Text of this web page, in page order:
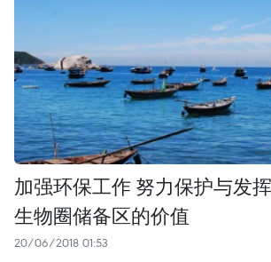
加强环保工作 努力保护与发
生物圈储备区的价值
20/06/2018 01:53